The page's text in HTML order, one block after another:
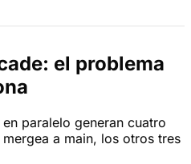
el problema
paralelo generan cuatro
a main, los otros tres